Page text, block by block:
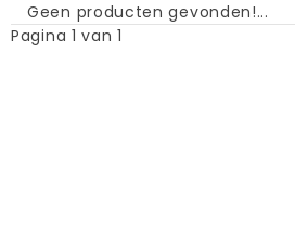
Geen producten gevonden!...
Pagina 1 van 1